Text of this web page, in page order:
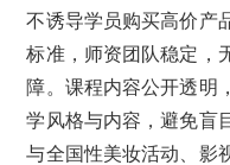
不诱导学员购买高价产
标准，师资团队稳定，
障。课程内容公开透明
学风格与内容，避免盲
与全国性美妆活动、影